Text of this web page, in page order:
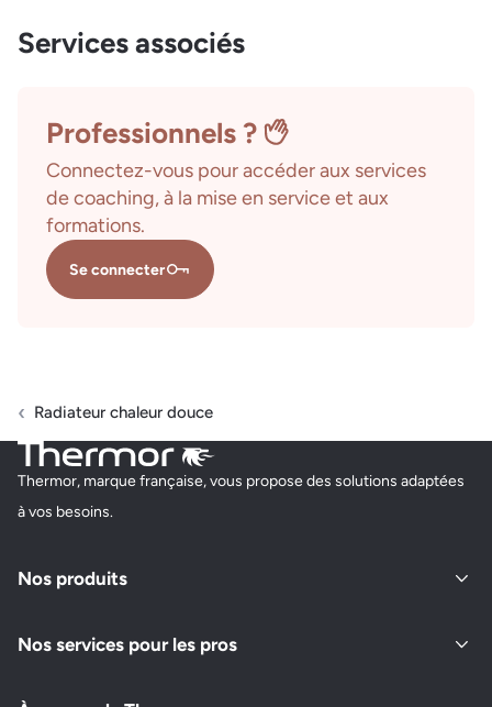
Services associés
Professionnels ?
Connectez-vous pour accéder aux services
de coaching, à la mise en service et aux
formations.
Se connecter
Radiateur chaleur douce
Thermor, marque française, vous propose des solutions adaptées
à vos besoins.
Nos produits
Nos services pour les pros